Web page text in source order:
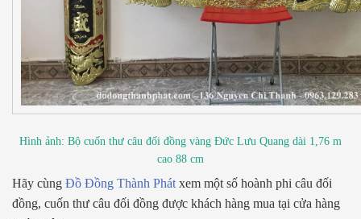
Hình ảnh: Bộ cuốn thư câu đối đồng vàng Đức Lưu Quang dài 1,76 m
cao 88 cm
Hãy cùng Đồ Đồng Thành Phát xem một số hoành phi câu đối
đồng, cuốn thư câu đối đồng được khách hàng mua tại cửa hàng